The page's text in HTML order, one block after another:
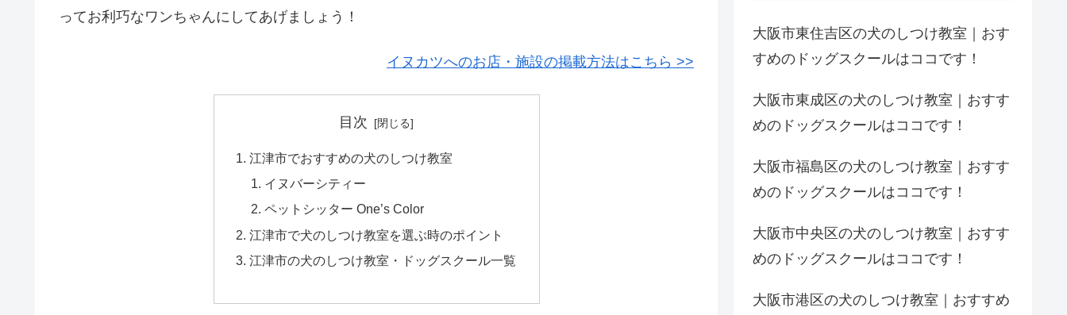
ってお利巧なワンちゃんにしてあげましょう！
イヌカツへのお店・施設の掲載方法はこちら >>
目次
江津市でおすすめの犬のしつけ教室
イヌバーシティー
ペットシッター One’s Color
江津市で犬のしつけ教室を選ぶ時のポイント
江津市の犬のしつけ教室・ドッグスクール一覧
大阪市東住吉区の犬のしつけ教室｜おす
すめのドッグスクールはココです！
大阪市東成区の犬のしつけ教室｜おすす
めのドッグスクールはココです！
大阪市福島区の犬のしつけ教室｜おすす
めのドッグスクールはココです！
大阪市中央区の犬のしつけ教室｜おすす
めのドッグスクールはココです！
大阪市港区の犬のしつけ教室｜おすすめ